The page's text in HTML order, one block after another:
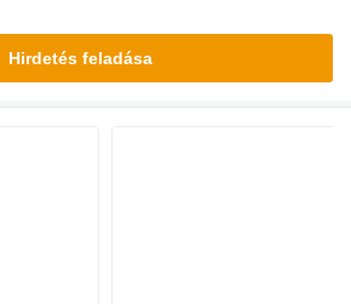
Hirdetés feladása